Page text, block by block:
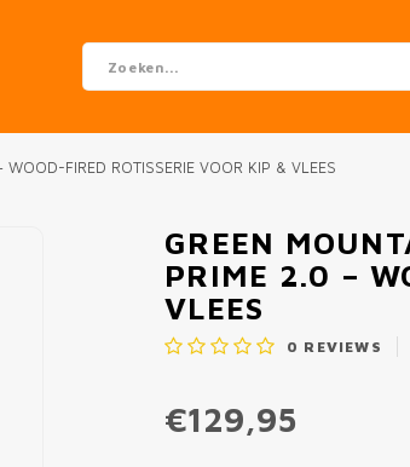
FIRED ROTISSERIE VOOR KIP & VLEES
GREEN
PRIME 2.0 –
VLEES
0 REVIEWS
€129,95